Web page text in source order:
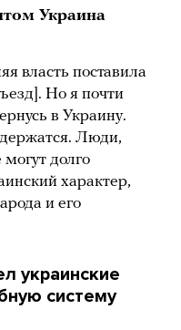
Украина
власть поставила
Но я почти
в Украину.
Люди,
долго
характер,
и его
украинские
систему